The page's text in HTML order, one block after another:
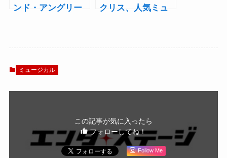
ンド・アングリー
は2度生まれ変わる
クリス、人気ミュ
ミュージカル
この記事が気に入ったら
フォローしてね！
Follow Me